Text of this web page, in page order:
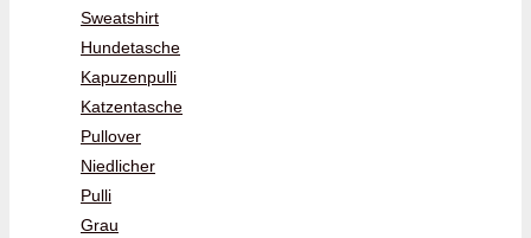
Sweatshirt
Hundetasche
Kapuzenpulli
Katzentasche
Pullover
Niedlicher
Pulli
Grau